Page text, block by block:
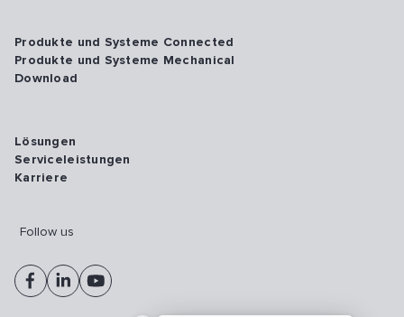
Produkte und Systeme Connected
Produkte und Systeme Mechanical
Download
Lösungen
Serviceleistungen
Karriere
Follow us